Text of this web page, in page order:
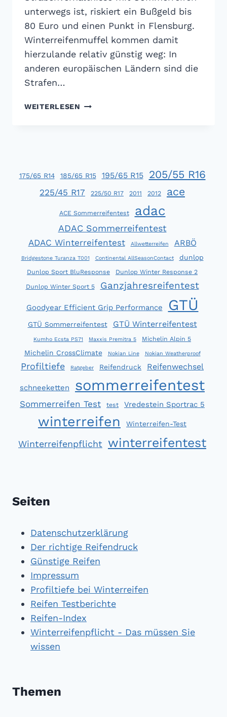
unterwegs ist, riskiert ein Bußgeld bis
80 Euro und einen Punkt in Flensburg.
Winterreifenmuffel kommen damit
hierzulande relativ günstig weg: In
anderen europäischen Ländern sind die
Strafen…
WEITERLESEN SOMMERREIFEN
EUR
M A
USLAND!
175/65 R14 185/65 R15 195/65 R15 205/55 R16
225/45 R17 225/50 R17 2011 2012 ace
ACE Sommerreifentest adac
ADAC Sommerreifentest
ADAC Winterreifentest Allwetterreifen ARBÖ
Bridgestone Turanza T001 Continental AllSeasonContact dunlop
Dunlop Sport BluResponse
Dunlop Winter Response 2
Dunlop Winter Sport 5
Ganzjahresreifentest
Goodyear Efficient Grip Performance GTÜ
GTÜ Sommerreifentest GTÜ Winterreifentest
Kumho Ecsta PS71 Maxxis Premitra 5 Michelin Alpin 5
Michelin CrossClimate Nokian Line Nokian Weatherproof
Profiltiefe Ratgeber Reifendruck Reifenwechsel
schneeketten sommerreifentest
Sommerreifen Test test Vredestein Sportrac 5
winterreifen Winterreifen-Test
Winterreifenpflicht winterreifentest
Seiten
Datenschutzerklärung
Der richtige Reifendruck
Günstige Reifen
Impressum
Profiltiefe bei Winterreifen
Reifen Testberichte
Reifen-Index
Winterreifenpflicht - Das müssen Sie
wissen
Themen